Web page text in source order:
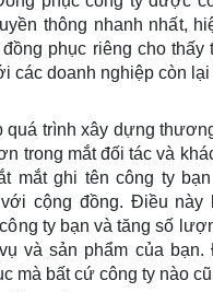
thông nhanh nhất,
phục riêng cho
các doanh nghiệp còn
quá trình xây dựng
trong mắt đối tác và
mắt ghi tên công ty
cộng đồng. Điều này
ty bạn và tăng số
và sản phẩm của
mà bất cứ công ty nào